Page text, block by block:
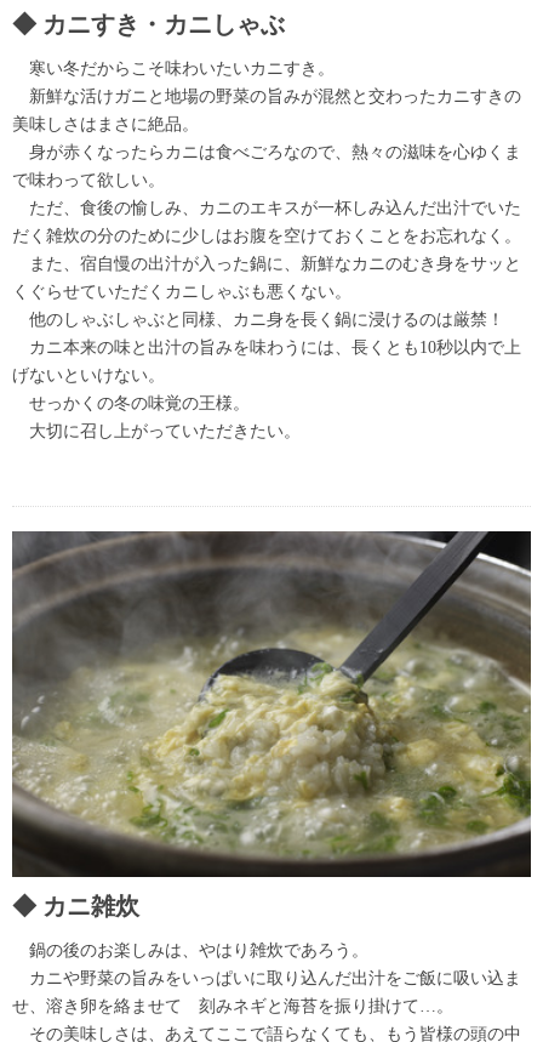
カニすき・カニしゃぶ
寒い冬だからこそ味わいたいカニすき。
新鮮な活けガニと地場の野菜の旨みが混然と交わったカニすきの
美味しさはまさに絶品。
身が赤くなったらカニは食べごろなので、熱々の滋味を心ゆくま
で味わって欲しい。
ただ、食後の愉しみ、カニのエキスが一杯しみ込んだ出汁でいた
だく雑炊の分のために少しはお腹を空けておくことをお忘れなく。
また、宿自慢の出汁が入った鍋に、新鮮なカニのむき身をサッと
くぐらせていただくカニしゃぶも悪くない。
他のしゃぶしゃぶと同様、カニ身を長く鍋に浸けるのは厳禁！
カニ本来の味と出汁の旨みを味わうには、長くとも10秒以内で上
げないといけない。
せっかくの冬の味覚の王様。
大切に召し上がっていただきたい。
カニ雑炊
鍋の後のお楽しみは、やはり雑炊であろう。
カニや野菜の旨みをいっぱいに取り込んだ出汁をご飯に吸い込ま
せ、溶き卵を絡ませて 刻みネギと海苔を振り掛けて…。
その美味しさは、あえてここで語らなくても、もう皆様の頭の中